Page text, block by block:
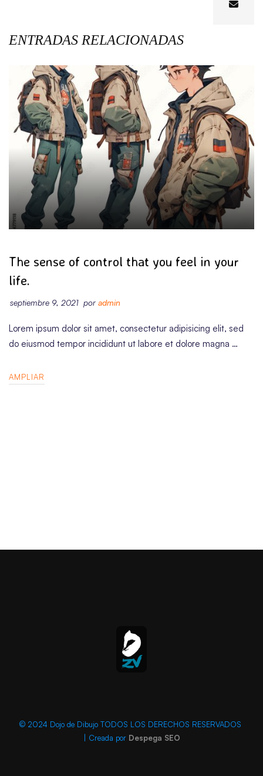
ENTRADAS RELACIONADAS
The sense of control that you feel in your
life.
septiembre 9, 2021 por admin
Lorem ipsum dolor sit amet, consectetur adipisicing elit, sed
do eiusmod tempor incididunt ut labore et dolore magna …
AMPLIAR
© 2024 Dojo de Dibujo TODOS LOS DERECHOS RESERVADOS
| Creada por Despega SEO